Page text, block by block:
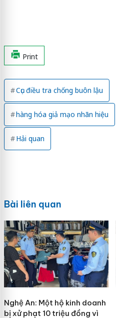
Print
Cục điều tra chống buôn lậu
hàng hóa giả mạo nhãn hiệu
Hải quan
Bài liên quan
Nghệ An: Một hộ kinh doanh
bị xử phạt 10 triệu đồng vì